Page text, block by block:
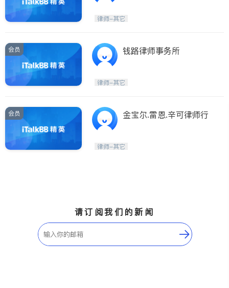
律师-其它
会员 钱路律师事务所
律师-其它
会员 金宝尔.雷恩.辛可律师行
律师-其它
请订阅我们的新闻